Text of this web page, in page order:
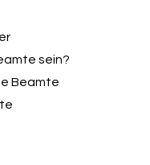
sein?
Beamte